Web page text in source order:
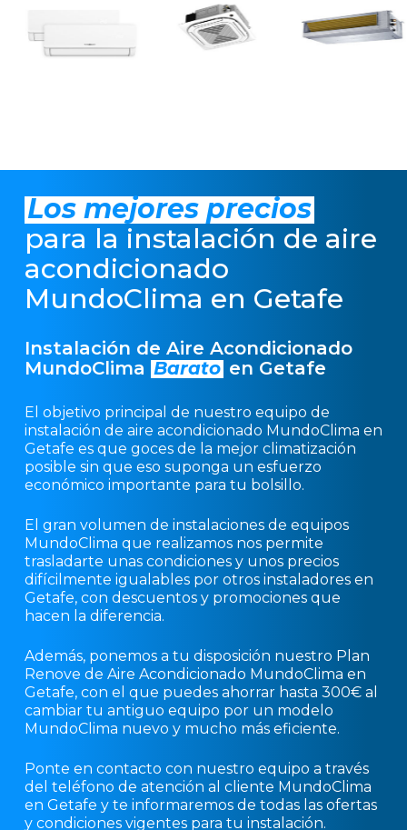
Los mejores precios
para la instalación de aire
acondicionado
MundoClima en Getafe
Instalación de Aire Acondicionado
MundoClima Barato en Getafe
El objetivo principal de nuestro equipo de
instalación de aire acondicionado MundoClima en
Getafe es que goces de la mejor climatización
posible sin que eso suponga un esfuerzo
económico importante para tu bolsillo.
El gran volumen de instalaciones de equipos
MundoClima que realizamos nos permite
trasladarte unas condiciones y unos precios
difícilmente igualables por otros instaladores en
Getafe, con descuentos y promociones que
hacen la diferencia.
Además, ponemos a tu disposición nuestro Plan
Renove de Aire Acondicionado MundoClima en
Getafe, con el que puedes ahorrar hasta 300€ al
cambiar tu antiguo equipo por un modelo
MundoClima nuevo y mucho más eficiente.
Ponte en contacto con nuestro equipo a través
del teléfono de atención al cliente MundoClima
en Getafe y te informaremos de todas las ofertas
y condiciones vigentes para tu instalación.